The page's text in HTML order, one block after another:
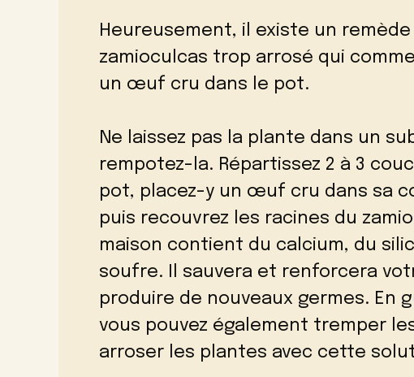
Heureusement, il existe un
zamioculcas trop arrosé qui
un œuf cru dans le pot.
Ne laissez pas la plante dans un
rempotez-la. Répartissez 2 à 3
pot, placez-y un œuf cru dans sa
puis recouvrez les racines du
maison contient du calcium, du
soufre. Il sauvera et renforcera
produire de nouveaux germes. En
vous pouvez également tremper
arroser les plantes avec cette